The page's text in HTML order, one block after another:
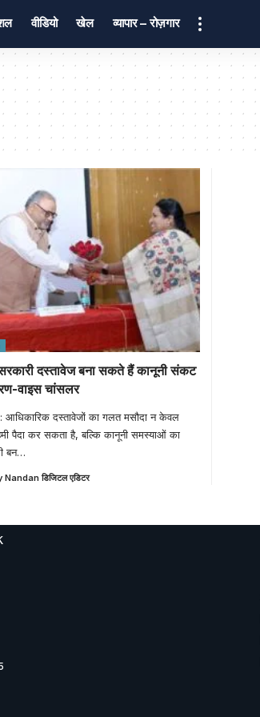
वीडियो खेल व्यापार – रोज़गार
दस्तावेज बना सकते हैं कानूनी संकट
वाइस चांसलर
आधिकारिक दस्तावेजों का गलत मसौदा न केवल
पैदा कर सकता है, बल्कि कानूनी समस्याओं का
बन…
डिजिटल एडिटर